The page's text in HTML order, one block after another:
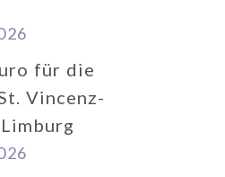
für die
Vincenz-